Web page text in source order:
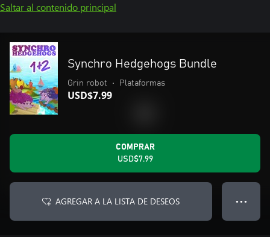
Saltar al contenido principal
Synchro Hedgehogs Bundle
Grin robot • Plataformas
USD$7.99
COMPRAR
USD$7.99
AGREGAR A LA LISTA DE DESEOS ● ● ●